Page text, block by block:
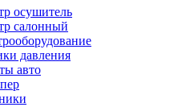
осушитель
салонный
давления
авто